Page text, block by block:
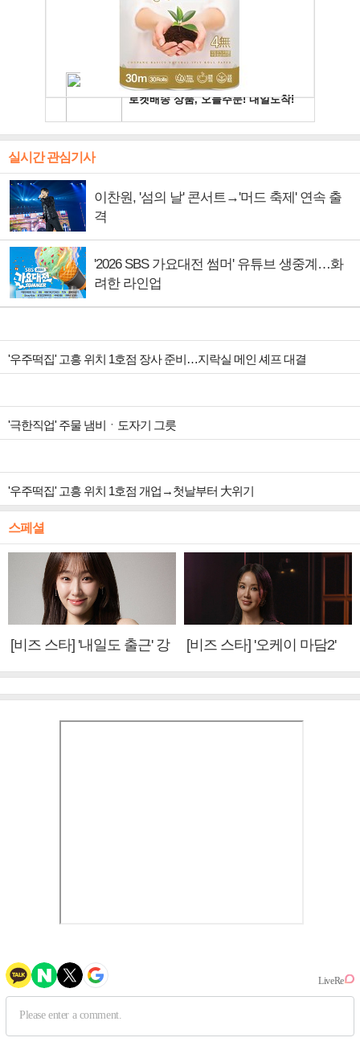
실시간 관심기사
이찬원, '섬의 날' 콘서트→'머드 축제' 연속 출
격
'2026 SBS 가요대전 썸머' 유튜브 생중계…화
려한 라인업
'우주떡집' 고흥 위치 1호점 장사 준비…지락실 메인 셰프 대결
'극한직업' 주물 냄비ㆍ도자기 그릇
'우주떡집' 고흥 위치 1호점 개업→첫날부터 大위기
스페셜
[비즈 스타] '내일도 출근' 강
[비즈 스타] '오케이 마담2'